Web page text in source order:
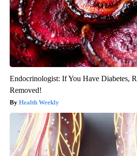
Endocrinologist: If You Have Diabetes,
Removed!
Health Weekly